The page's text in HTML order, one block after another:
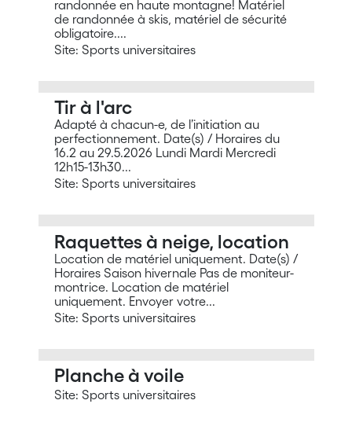
randonnée en haute montagne! Matériel
de randonnée à skis, matériel de sécurité
obligatoire....
Site: Sports universitaires
Tir à l'arc
Adapté à chacun-e, de l’initiation au
perfectionnement. Date(s) / Horaires du
16.2 au 29.5.2026 Lundi Mardi Mercredi
12h15-13h30...
Site: Sports universitaires
Raquettes à neige, location
Location de matériel uniquement. Date(s) /
Horaires Saison hivernale Pas de moniteur-
montrice. Location de matériel
uniquement. Envoyer votre...
Site: Sports universitaires
Planche à voile
Site: Sports universitaires